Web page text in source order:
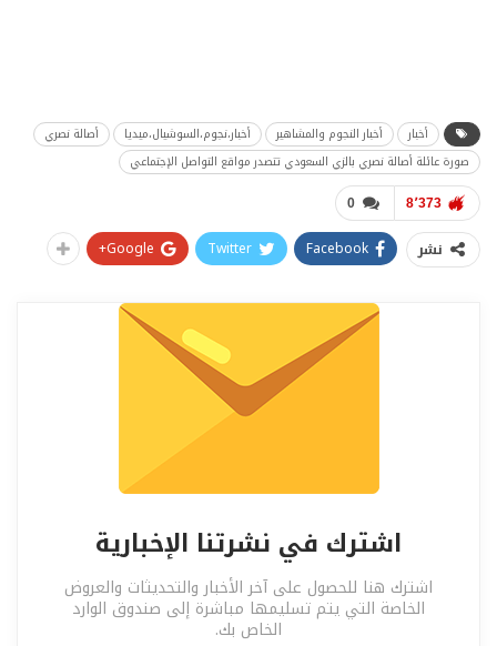
أخبار أخبار النجوم والمشاهير أخبار،نجوم،السوشيال،ميديا
أصالة نصري
صورة عائلة أصالة نصري بالزي السعودي تتصدر مواقع التواصل الإجتماعي
0 8٬373
نشر Facebook
Twitter
Google+
اشترك في نشرتنا الإخبارية
اشترك هنا للحصول على آخر الأخبار والتحديثات والعروض
الخاصة التي يتم تسليمها مباشرة إلى صندوق الوارد
الخاص بك.